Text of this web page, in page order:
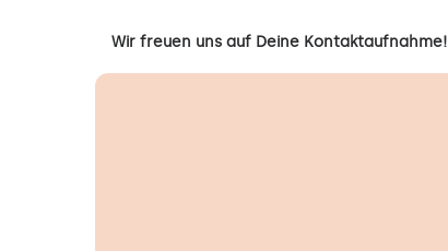
Wir freuen uns auf Deine Kontaktaufnahme!